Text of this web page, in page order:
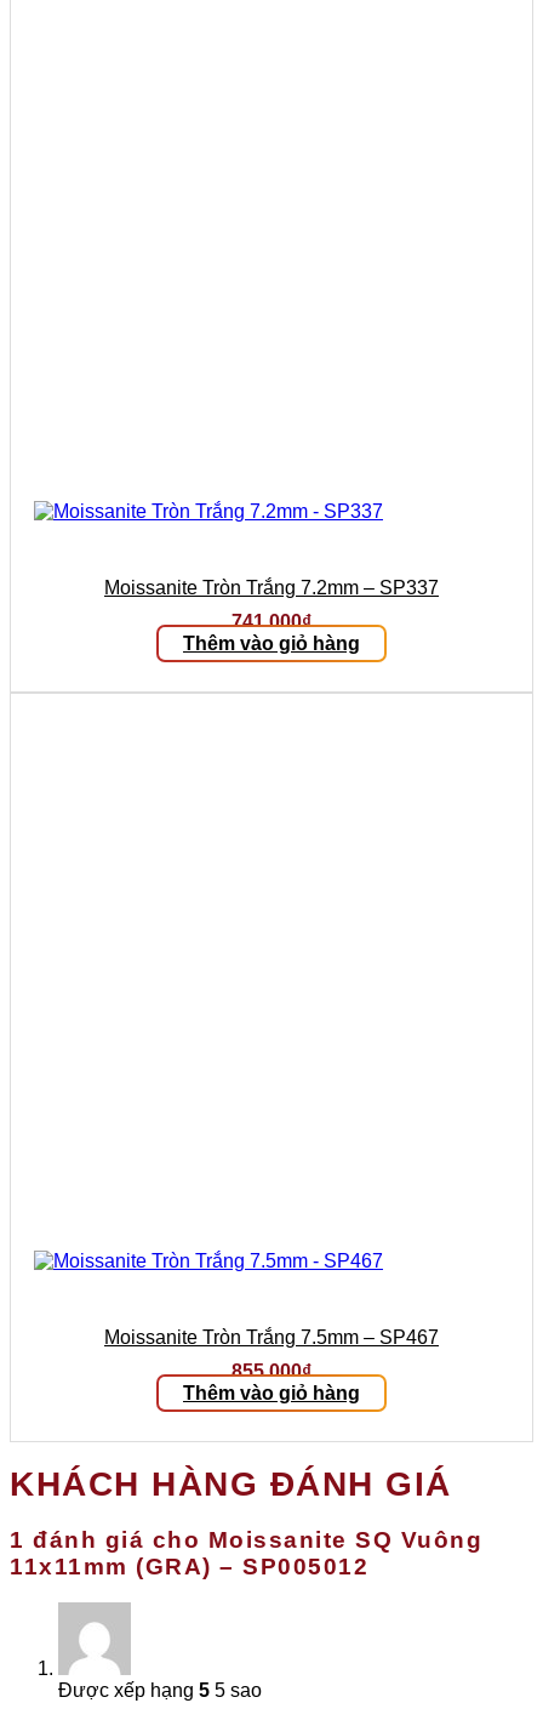
Moissanite Tròn Trắng 7.2mm – SP337
741.000₫
Thêm vào giỏ hàng
Moissanite Tròn Trắng 7.5mm – SP467
855.000₫
Thêm vào giỏ hàng
KHÁCH HÀNG ĐÁNH GIÁ
1 đánh giá cho Moissanite SQ Vuông
11x11mm (GRA) – SP005012
Được xếp hạng 5 5 sao